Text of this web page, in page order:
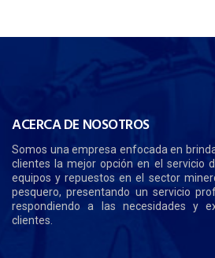
ACERCA DE NOSOTROS
Somos una empresa enfocada en
clientes la mejor opción en el servicio
equipos y repuestos en el sector
pesquero, presentando un servicio
respondiendo a las necesidades y
clientes.